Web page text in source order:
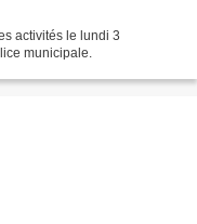
activités le lundi 3
municipale.